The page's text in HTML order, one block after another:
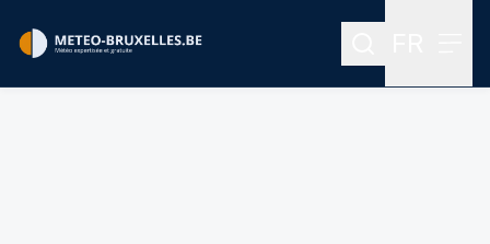
Rechercher